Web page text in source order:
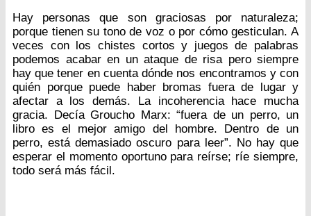
Hay personas que son graciosas por naturaleza;
porque tienen su tono de voz o por cómo gesticulan. A
veces con los chistes cortos y juegos de palabras
podemos acabar en un ataque de risa pero siempre
hay que tener en cuenta dónde nos encontramos y con
quién porque puede haber bromas fuera de lugar y
afectar a los demás. La incoherencia hace mucha
gracia. Decía Groucho Marx: “fuera de un perro, un
libro es el mejor amigo del hombre. Dentro de un
perro, está demasiado oscuro para leer”. No hay que
esperar el momento oportuno para reírse; ríe siempre,
todo será más fácil.